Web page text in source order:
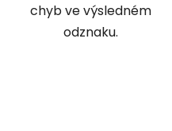
chyb ve výsledném
odznaku.